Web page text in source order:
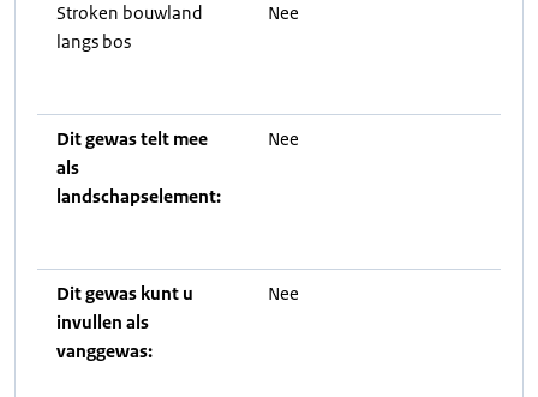
Stroken bouwland
langs bos
Nee
Dit gewas telt mee
als
landschapselement:
Nee
Dit gewas kunt u
invullen als
vanggewas:
Nee